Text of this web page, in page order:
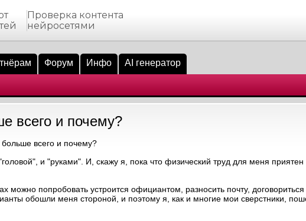
Проверка контента
нейросетями
Форум Инфо AI генератор
всего и почему?
всего и почему?
и "руками". И, скажу я, пока что физический труд для меня
можно попробовать устроится официантом, разносить почту, договориться
обошли меня стороной, и поэтому я, как и многие мои сверстники,